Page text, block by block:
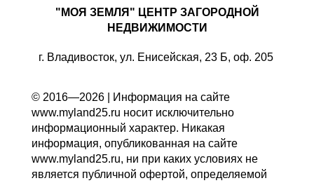
"МОЯ ЗЕМЛЯ" ЦЕНТР ЗАГОРОДНОЙ
НЕДВИЖИМОСТИ
г. Владивосток, ул. Енисейская, 23 Б, оф. 205
© 2016—2026 | Информация на сайте
www.myland25.ru носит исключительно
информационный характер. Никакая
информация, опубликованная на сайте
www.myland25.ru, ни при каких условиях не
является публичной офертой, определяемой